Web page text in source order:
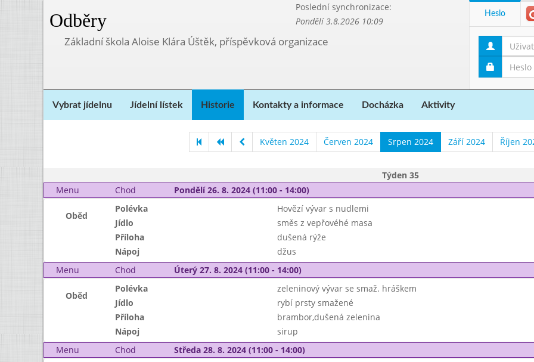
Odběry
Poslední synchronizace:
Pondělí 3.8.2026 10:09
Základní škola Aloise Klára Úštěk, příspěvková organizace
Heslo
Vybrat jídelnu Jídelní lístek Historie Kontakty a informace Docházka Aktivity
Květen 2024 Červen 2024 Srpen 2024 Září 2024 Říjen
Týden 35
Menu
Chod Pondělí 26. 8. 2024 (11:00 - 14:00)
Oběd
Polévka
Hovězí vývar s nudlemi
Jídlo
směs z vepřovéhé masa
Příloha
dušená rýže
Nápoj
džus
Menu
Chod Úterý 27. 8. 2024 (11:00 - 14:00)
Oběd
Polévka
zeleninový vývar se smaž. hráškem
Jídlo
rybí prsty smažené
Příloha
brambor,dušená zelenina
Nápoj
sirup
Menu
Chod Středa 28. 8. 2024 (11:00 - 14:00)